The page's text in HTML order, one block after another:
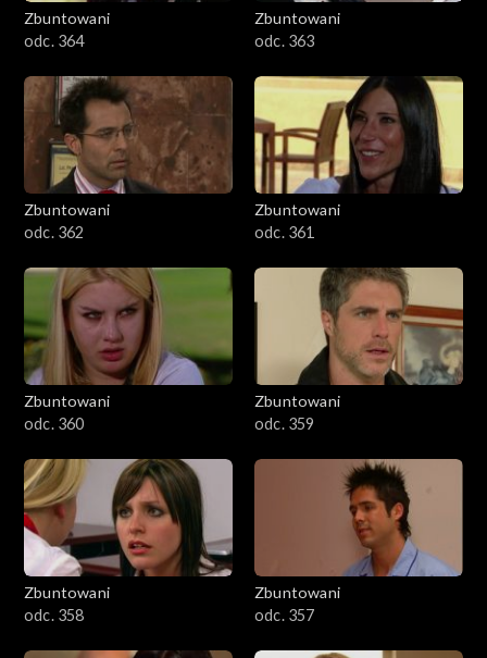
Zbuntowani
odc. 364
Zbuntowani
odc. 363
Zbuntowani
odc. 362
Zbuntowani
odc. 361
Zbuntowani
odc. 360
Zbuntowani
odc. 359
Zbuntowani
odc. 358
Zbuntowani
odc. 357